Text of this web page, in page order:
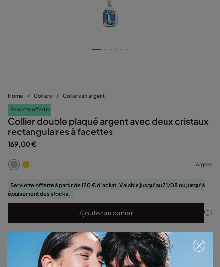
Home / Colliers / Colliers en argent
Serviette offerte
Collier double plaqué argent avec deux cristaux
rectangulaires à facettes
169,00 €
Argent
Serviette offerte à partir de 120 € d’achat. Valable jusqu’au 31/08 ou jusqu’à
épuisement des stocks.
Ajouter au panier
Détails du produit
Retours et livraisons